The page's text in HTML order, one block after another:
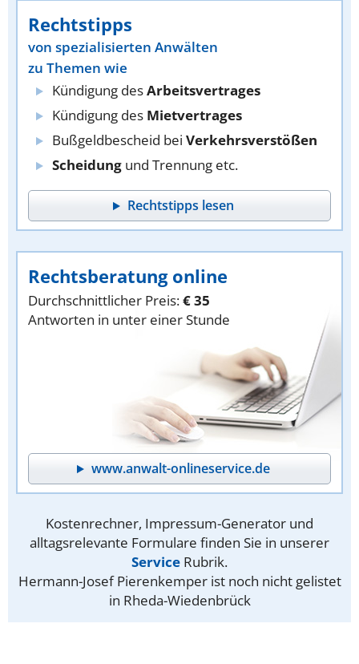
Rechtstipps
von spezialisierten Anwälten
zu Themen wie
Kündigung desArbeitsvertrages
Kündigung des Mietvertrages
Bußgeldbescheid bei Verkehrsverstößen
Scheidung und Trennung etc.
Rechtstipps lesen
Rechtsberatung online
Durchschnittlicher Preis:€ 35
Antworten in unter einer Stunde
www.anwalt-onlineservice.de
Kostenrechner, Impressum-Generator und
alltagsrelevante Formulare finden Sie in unserer
Service Rubrik.
Hermann-Josef Pierenkemper ist noch nicht gelistet
in Rheda-Wiedenbrück